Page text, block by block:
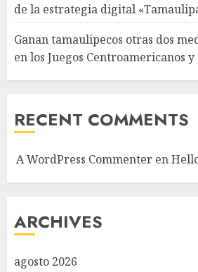
de la estrategia digital
Ganan tamaulipecos otras dos
en los Juegos Centroamericanos
RECENT COMMENTS
A WordPress Commenter en
ARCHIVES
agosto 2026